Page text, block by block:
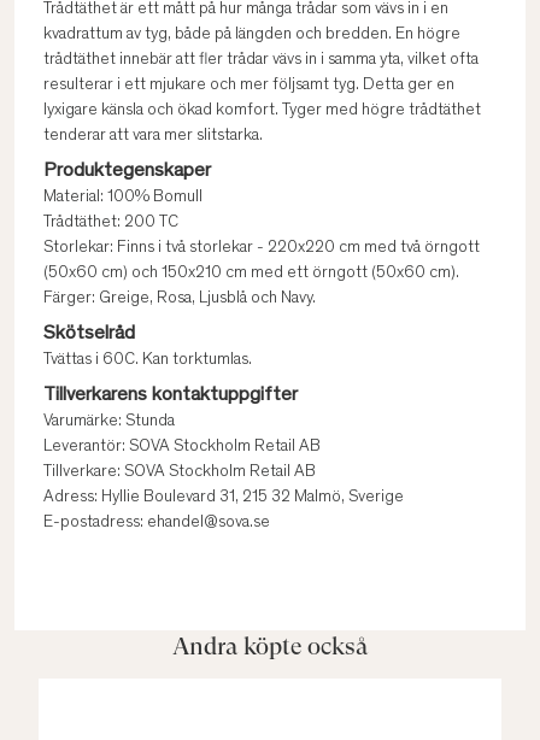
Trådtäthet är ett mått på hur många trådar som vävs in i en
kvadrattum av tyg, både på längden och bredden. En högre
trådtäthet innebär att fler trådar vävs in i samma yta, vilket ofta
resulterar i ett mjukare och mer följsamt tyg. Detta ger en
lyxigare känsla och ökad komfort. Tyger med högre trådtäthet
tenderar att vara mer slitstarka.
Produktegenskaper
Material: 100% Bomull
Trådtäthet: 200 TC
Storlekar: Finns i två storlekar - 220x220 cm med två örngott
(50x60 cm) och 150x210 cm med ett örngott (50x60 cm).
Färger: Greige, Rosa, Ljusblå och Navy.
Skötselråd
Tvättas i 60C. Kan torktumlas.
Tillverkarens kontaktuppgifter
Varumärke: Stunda
Leverantör: SOVA Stockholm Retail AB
Tillverkare: SOVA Stockholm Retail AB
Adress: Hyllie Boulevard 31, 215 32 Malmö, Sverige
E-postadress: ehandel@sova.se
Andra köpte också